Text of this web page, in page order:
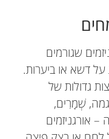
שגורמים
דשא או ביערות.
גדולות של
שְׁמָרִים,
אורגניזמים